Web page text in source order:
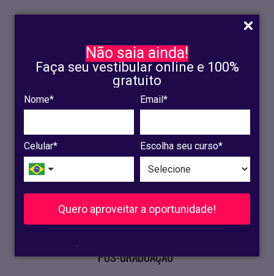
Não saia ainda!
Faça seu vestibular online e 100%
gratuito
Nome* Email*
Celular* Escolha seu curso*
Quero aproveitar a oportunidade!
.
INSCRIÇÃO
OLINDA
RECIFE
VESTIBULAR
CURSOS PRESENCIAIS
PÓS-GRADUAÇÃO